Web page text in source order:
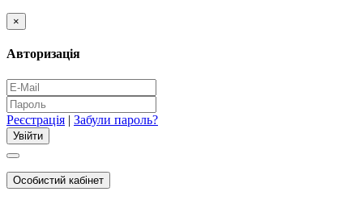
×
Авторизація
Реєстрація | Забули пароль?
Особистий кабінет